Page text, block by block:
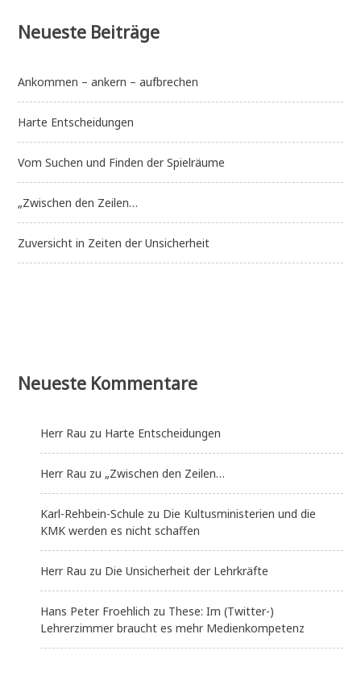
Neueste Beiträge
Ankommen – ankern – aufbrechen
Harte Entscheidungen
Vom Suchen und Finden der Spielräume
„Zwischen den Zeilen…
Zuversicht in Zeiten der Unsicherheit
Neueste Kommentare
Herr Rau zu Harte Entscheidungen
Herr Rau zu „Zwischen den Zeilen…
Karl-Rehbein-Schule zu Die Kultusministerien und die
KMK werden es nicht schaffen
Herr Rau zu Die Unsicherheit der Lehrkräfte
Hans Peter Froehlich zu These: Im (Twitter-)
Lehrerzimmer braucht es mehr Medienkompetenz